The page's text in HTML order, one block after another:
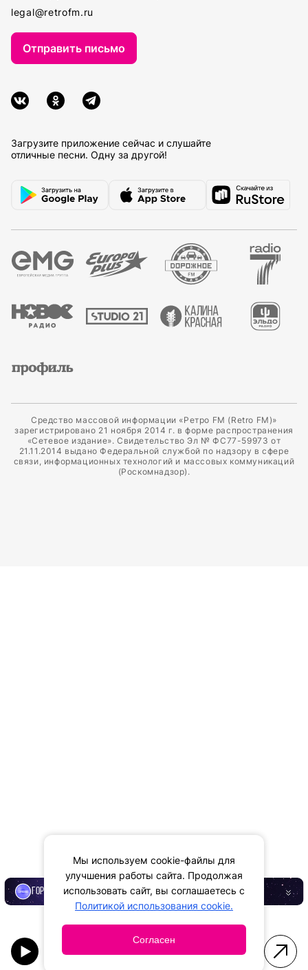
ГОРОСКОП
legal@retrofm.ru
Загрузите приложение сейчас и слушайте
отличные песни. Одну за другой!
Отправить письмо
Средство массовой информации «Ретро FM (Retro FM)»
зарегистрировано 21 ноября 2014 г. в форме распространения
«Сетевое издание». Свидетельство Эл № ФС77-59973 от
21.11.2014 выдано Федеральной службой по надзору в сфере
связи, информационных технологий и массовых коммуникаций
(Роскомнадзор).
Мы используем cookie-файлы для
улучшения работы сайта. Продолжая
использовать сайт, вы соглашаетесь с
Политикой использования cookie.
Согласен